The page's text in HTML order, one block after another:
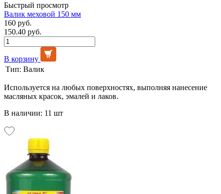
Быстрый просмотр
Валик меховой 150 мм
160 руб.
150.40 руб.
В корзину
Тип: Валик
Используется на любых поверхностях, выполняя нанесение
масляных красок, эмалей и лаков.
В наличии: 11 шт